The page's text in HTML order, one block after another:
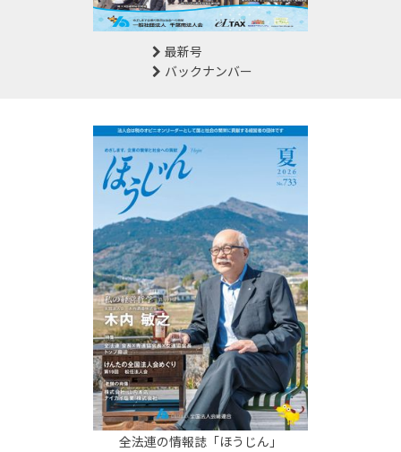
最新号
バックナンバー
全法連の情報誌「ほうじん」